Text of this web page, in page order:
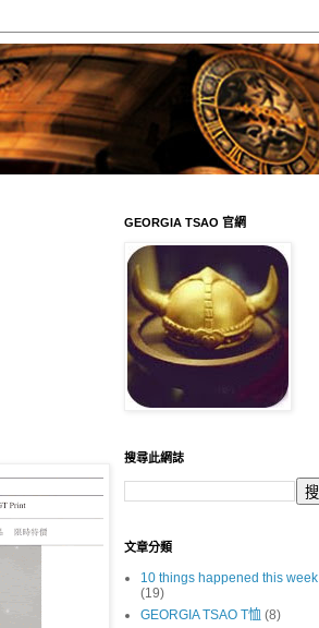
GEORGIA TSAO 官網
搜尋此網誌
文章分類
10 things happened this week
(19)
GEORGIA TSAO T恤 (8)